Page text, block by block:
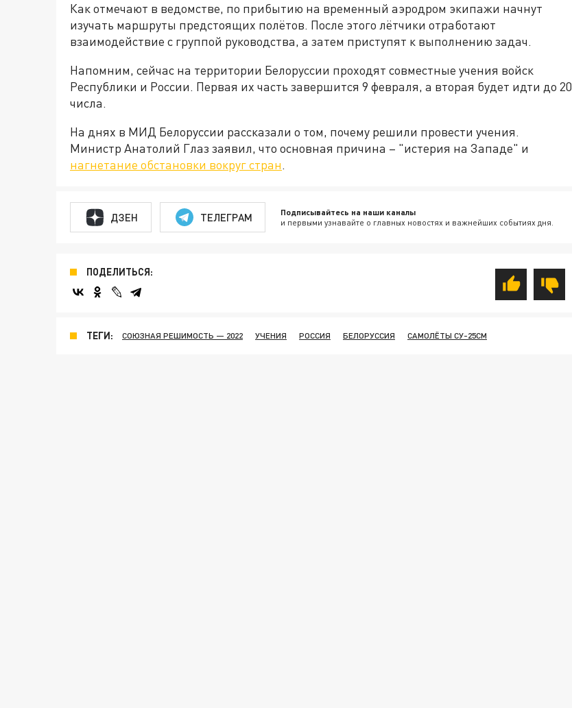
Как отмечают в ведомстве, по прибытию на временный аэродром экипажи начнут
изучать маршруты предстоящих полётов. После этого лётчики отработают
взаимодействие с группой руководства, а затем приступят к выполнению задач.
Напомним, сейчас на территории Белоруссии проходят совместные учения войск
Республики и России. Первая их часть завершится 9 февраля, а вторая будет идти до 20
числа.
На днях в МИД Белоруссии рассказали о том, почему решили провести учения.
Министр Анатолий Глаз заявил, что основная причина – "истерия на Западе" и
нагнетание обстановки вокруг стран.
ДЗЕН ТЕЛЕГРАМ Подписывайтесь на наши каналы
и первыми узнавайте о главных новостях и важнейших событиях дня.
ПОДЕЛИТЬСЯ:
ТЕГИ: СОЮЗНАЯ РЕШИМОСТЬ — 2022 УЧЕНИЯ РОССИЯ БЕЛОРУССИЯ САМОЛЁТЫ СУ-25СМ